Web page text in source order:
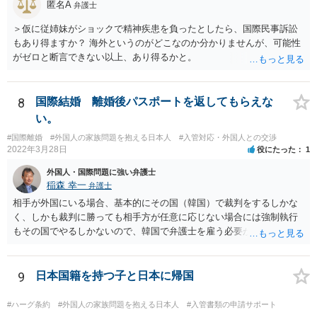
匿名A 弁護士
＞仮に従姉妹がショックで精神疾患を負ったとしたら、国際民事訴訟
もあり得ますか？ 海外というのがどこなのか分かりませんが、可能性
がゼロと断言できない以上、あり得るかと。
8
国際結婚 離婚後パスポートを返してもらえな
い。
#国際離婚 #外国人の家族問題を抱える日本人 #入管対応・外国人との交渉
2022年3月28日 役にたった 1
外国人・国際問題に強い弁護士
稲森 幸一 弁護士
相手が外国にいる場合、基本的にその国（韓国）で裁判をするしかな
く、しかも裁判に勝っても相手方が任意に応じない場合には強制執行
もその国でやるしかないので、韓国で弁護士を雇う必要が出てきそう
できないのでしょうか。 そちらのほうが早い気がします。
9 日本国籍を持つ子と日本に帰国
#ハーグ条約 #外国人の家族問題を抱える日本人
#入管書類の申請サポート